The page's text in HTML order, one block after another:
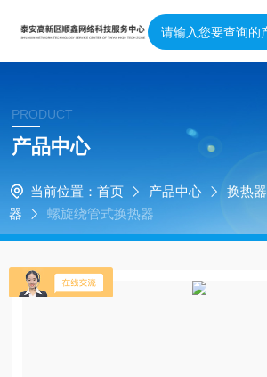
PRODUCT
产品中心
当前位置： 首页 产品中心 换热器
器
螺旋绕管式换热器